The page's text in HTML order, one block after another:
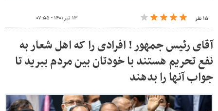
۱۵ نفر ۱۳ تیر ۱۴۰۱ - ۰۷:۵۵
آقای رئیس جمهور ! افرادی را که اهل شعار به
نفع تحریم هستند با خودتان بین مردم ببرید تا
جواب آنها را بدهند